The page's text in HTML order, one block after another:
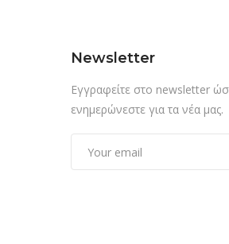
Newsletter
Εγγραφείτε στο newsletter
ενημερώνεστε για τα νέα μας.